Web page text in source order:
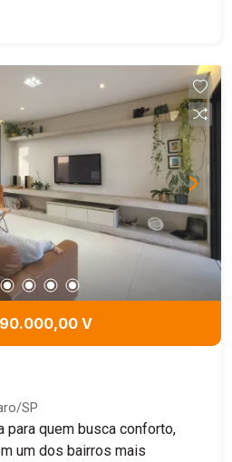
projeto.
V
SP
para quem busca conforto,
um dos bairros mais